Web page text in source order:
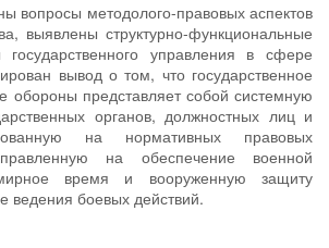
вопросы методолого-правовых аспектов
выявлены структурно-функциональные
управления в сфере
вывод о том, что государственное
обороны представляет собой системную
органов, должностных лиц и
на нормативных правовых
на обеспечение военной
время и вооруженную защиту
ведения боевых действий.